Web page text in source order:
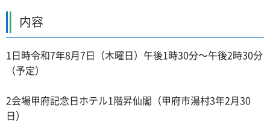
内容
1日時令和7年8月7日（木曜日）午後1時30分～午後2時30分
（予定）
2会場甲府記念日ホテル1階昇仙閣（甲府市湯村3年2月30
日）